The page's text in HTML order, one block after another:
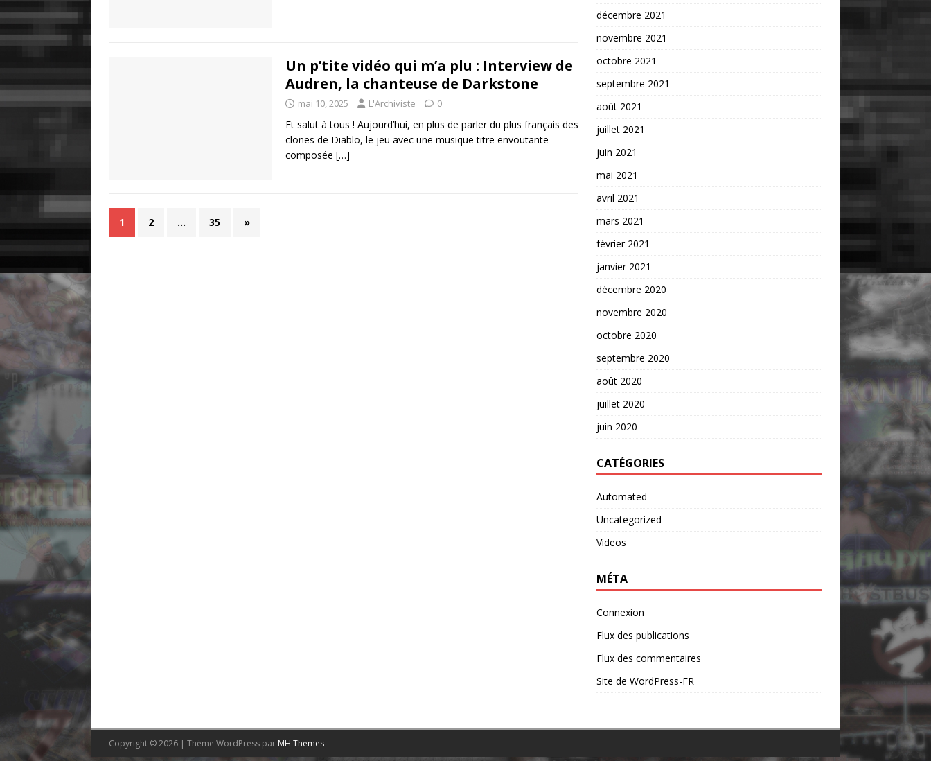
Un p’tite vidéo qui m’a plu : Interview de
Audren, la chanteuse de Darkstone
mai 10, 2025 L'Archiviste 0
Et salut à tous ! Aujourd’hui, en plus de parler du plus français des
clones de Diablo, le jeu avec une musique titre envoutante
composée […]
1 2 … 35 »
décembre 2021
novembre 2021
octobre 2021
septembre 2021
août 2021
juillet 2021
juin 2021
mai 2021
avril 2021
mars 2021
février 2021
janvier 2021
décembre 2020
novembre 2020
octobre 2020
septembre 2020
août 2020
juillet 2020
juin 2020
CATÉGORIES
Automated
Uncategorized
Videos
MÉTA
Connexion
Flux des publications
Flux des commentaires
Site de WordPress-FR
Copyright © 2026 | Thème WordPress par MH Themes